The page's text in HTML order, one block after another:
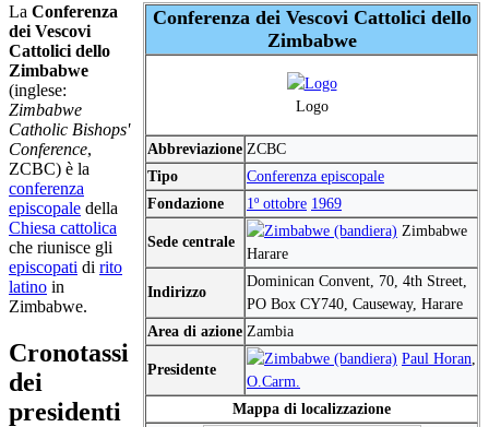
Conferenza dei Vescovi Cattolici dello
Zimbabwe
Logo
Abbreviazione ZCBC
Tipo
Conferenza episcopale
Fondazione
1º ottobre 1969
Sede centrale
Zimbabwe
Harare
Indirizzo
Dominican Convent, 70, 4th Street,
PO Box CY740, Causeway, Harare
Area di azione Zambia
Presidente
Paul Horan
O.Carm.
Mappa di localizzazione
La Conferenza
dei Vescovi
Cattolici dello
Zimbabwe
(inglese:
Zimbabwe
Catholic Bishops'
Conference,
ZCBC) è la
conferenza
episcopale della
Chiesa cattolica
che riunisce gli
episcopati di rito
latino in
Zimbabwe.
Cronotassi
dei
presidenti